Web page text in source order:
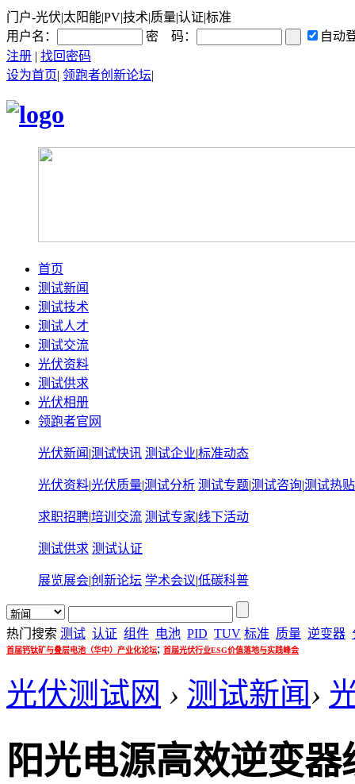
门户-光伏|太阳能|PV|技术|质量|认证|标准
用户名：
密 码：
自动
注册 | 找回密码
设为首页| 领跑者创新论坛|
首页
测试新闻
测试技术
测试人才
测试交流
光伏资料
测试供求
光伏相册
领跑者官网
光伏新闻 |测试快讯 测试企业|标准动态
光伏资料|光伏质量|测试分析 测试专题|测试咨询|测试热贴
求职招聘|培训交流 测试专家|线下活动
测试供求 测试认证
展览展会|创新论坛 学术会议|低碳科普
热门搜索 测试 认证 组件 电池 PID TUV 标准 质量 逆变器
首届钙钛矿与叠层电池（华中）产业化论坛; 首届光伏行业ESG价值落地与实践峰会
光伏测试网 › 测试新闻›
阳光电源高效逆变